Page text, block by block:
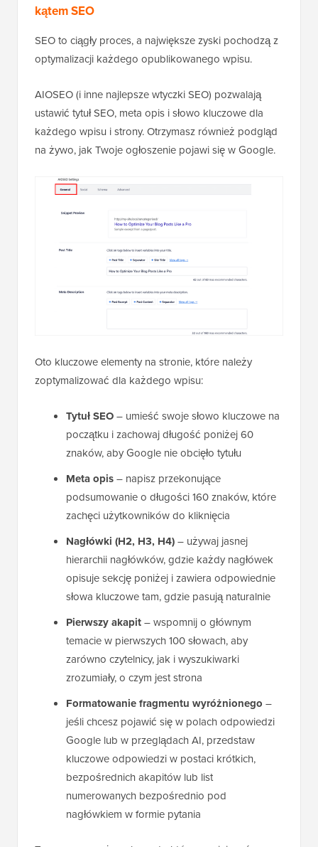
kątem SEO
SEO to ciągły proces, a największe zyski pochodzą z
optymalizacji każdego opublikowanego wpisu.
AIOSEO (i inne najlepsze wtyczki SEO) pozwalają
ustawić tytuł SEO, meta opis i słowo kluczowe dla
każdego wpisu i strony. Otrzymasz również podgląd
na żywo, jak Twoje ogłoszenie pojawi się w Google.
Oto kluczowe elementy na stronie, które należy
zoptymalizować dla każdego wpisu:
Tytuł SEO– umieść swoje słowo kluczowe na
początku i zachowaj długość poniżej 60
znaków, aby Google nie obcięło tytułu
Meta opis– napisz przekonujące
podsumowanie o długości 160 znaków, które
zachęci użytkowników do kliknięcia
Nagłówki (H2, H3, H4)– używaj jasnej
hierarchii nagłówków, gdzie każdy nagłówek
opisuje sekcję poniżej i zawiera odpowiednie
słowa kluczowe tam, gdzie pasują naturalnie
Pierwszy akapit– wspomnij o głównym
temacie w pierwszych 100 słowach, aby
zarówno czytelnicy, jak i wyszukiwarki
zrozumiały, o czym jest strona
Formatowanie fragmentu wyróżnionego –
jeśli chcesz pojawić się w polach odpowiedzi
Google lub w przeglądach AI, przedstaw
kluczowe odpowiedzi w postaci krótkich,
bezpośrednich akapitów lub list
numerowanych bezpośrednio pod
nagłówkiem w formie pytania